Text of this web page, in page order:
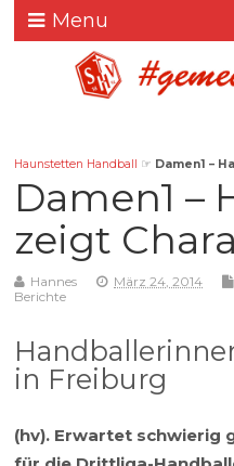
Menu
Haunstetten Handball ☞ Damen1 –
Damen1 –
zeigt
Hannes März 24, 2014
Berichte
in Freiburg
(hv). Erwartet schwierig